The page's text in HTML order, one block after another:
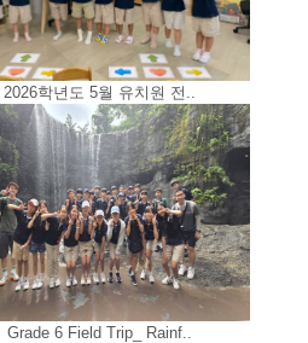
2026학년도 5월 유치원 전..
Grade 6 Field Trip_ Rainf..